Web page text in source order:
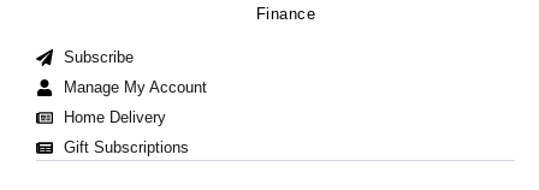
Finance
Subscribe
Manage My Account
Home Delivery
Gift Subscriptions